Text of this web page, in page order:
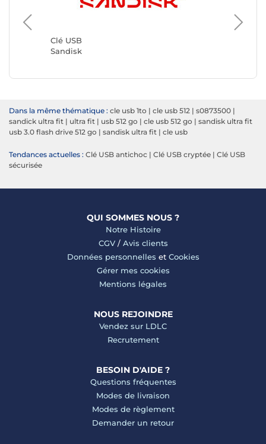
Clé USB
Sandisk
Clé USB
Dans la même thématique : cle usb 1to | cle usb 512 | s0873500 |
sandick ultra fit | ultra fit | usb 512 go | cle usb 512 go | sandisk ultra fit
usb 3.0 flash drive 512 go | sandisk ultra fit | cle usb
Tendances actuelles : Clé USB antichoc | Clé USB cryptée | Clé USB
sécurisée
QUI SOMMES NOUS ?
Notre Histoire
CGV/ Avis clients
Données personnelles et Cookies
Gérer mes cookies
Mentions légales
NOUS REJOINDRE
Vendez sur LDLC
Recrutement
BESOIN D'AIDE ?
Questions fréquentes
Modes de livraison
Modes de règlement
Demander un retour